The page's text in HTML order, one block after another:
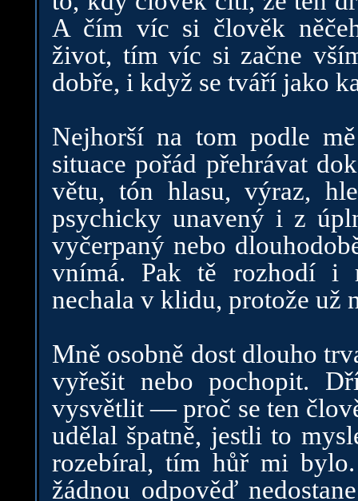
A čím víc si člověk
život, tím víc si začne
dobře, i když se tváří jako
Nejhorší na tom podle
situace pořád přehrávat
větu, tón hlasu, výraz,
psychicky unavený i z
vyčerpaný nebo
vnímá. Pak tě rozhodí i
nechala v klidu, protože už
Mně osobně dost dlouho
vyřešit nebo pochopit.
vysvětlit — proč se ten
udělal špatně, jestli to
rozebíral, tím hůř mi
žádnou odpověď